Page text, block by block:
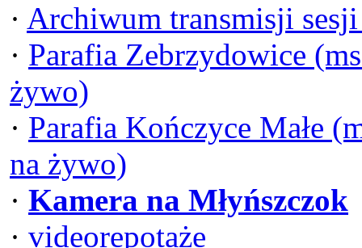
· Archiwum transmisji
· Parafia Zebrzydowice
żywo)
· Parafia Kończyce Małe
na żywo)
· Kamera na Młyńszczok
· videorepotaże